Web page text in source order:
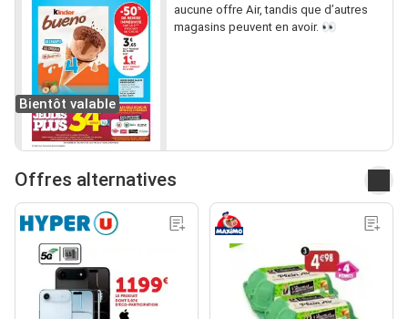
Bientôt valable
aucune offre Air, tandis que d’autres
magasins peuvent en avoir. 👀
Offres alternatives